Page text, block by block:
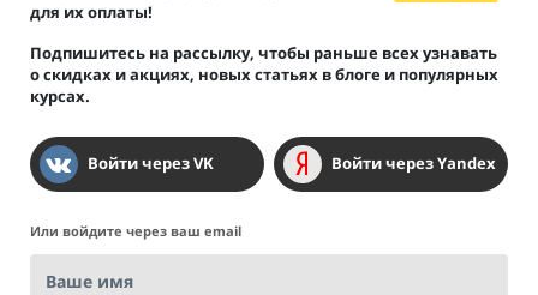
для их оплаты!
Подпишитесь на рассылку, чтобы раньше всех узнавать
о скидках и акциях, новых статьях в блоге и популярных
курсах.
Войти через VK Войти через Yandex
Или войдите через ваш email
Ваше имя